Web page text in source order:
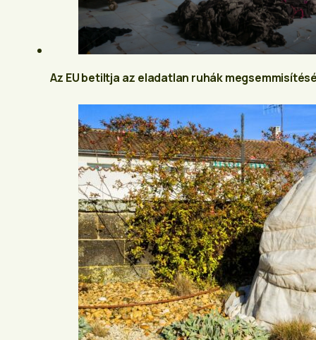
Az EU betiltja az eladatlan ruhák